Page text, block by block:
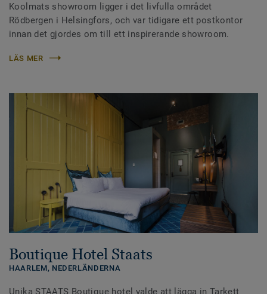
Koolmats showroom ligger i det livfulla området
Rödbergen i Helsingfors, och var tidigare ett postkontor
innan det gjordes om till ett inspirerande showroom.
LÄS MER
Boutique Hotel Staats
HAARLEM, NEDERLÄNDERNA
Unika STAATS Boutique hotel valde att lägga in Tarkett